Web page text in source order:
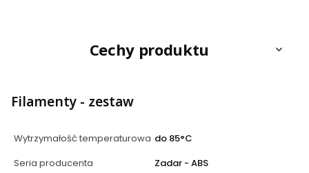
Cechy produktu
Filamenty - zestaw
Wytrzymałość temperaturowa do 85°C
Seria producenta
Zadar - ABS